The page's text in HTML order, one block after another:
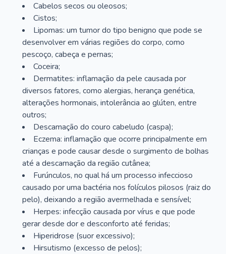
Cabelos secos ou oleosos;
Cistos;
Lipomas: um tumor do tipo benigno que pode se
desenvolver em várias regiões do corpo, como
pescoço, cabeça e pernas;
Coceira;
Dermatites: inflamação da pele causada por
diversos fatores, como alergias, herança genética,
alterações hormonais, intolerância ao glúten, entre
outros;
Descamação do couro cabeludo (caspa);
Eczema: inflamação que ocorre principalmente em
crianças e pode causar desde o surgimento de bolhas
até a descamação da região cutânea;
Furúnculos, no qual há um processo infeccioso
causado por uma bactéria nos folículos pilosos (raiz do
pelo), deixando a região avermelhada e sensível;
Herpes: infecção causada por vírus e que pode
gerar desde dor e desconforto até feridas;
Hiperidrose (suor excessivo);
Hirsutismo (excesso de pelos);